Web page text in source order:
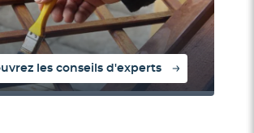
les conseils d'experts